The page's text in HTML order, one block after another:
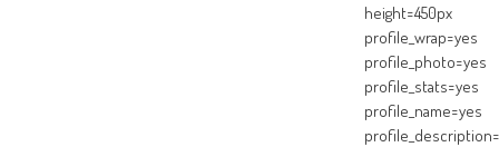
height=450px
profile_wrap=yes
profile_photo=yes
profile_stats=yes
profile_name=yes